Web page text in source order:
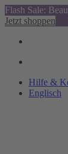
Flash Sale:
Jetzt shoppen
Hilfe &
Englisch